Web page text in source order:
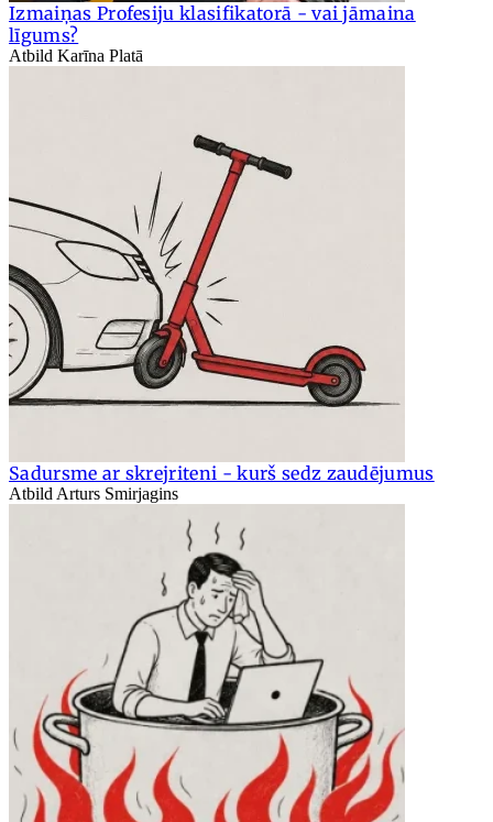
Izmaiņas Profesiju klasifikatorā - vai jāmaina
līgums?
Atbild Karīna Platā
Sadursme ar skrejriteni - kurš sedz zaudējumus
Atbild Arturs Smirjagins